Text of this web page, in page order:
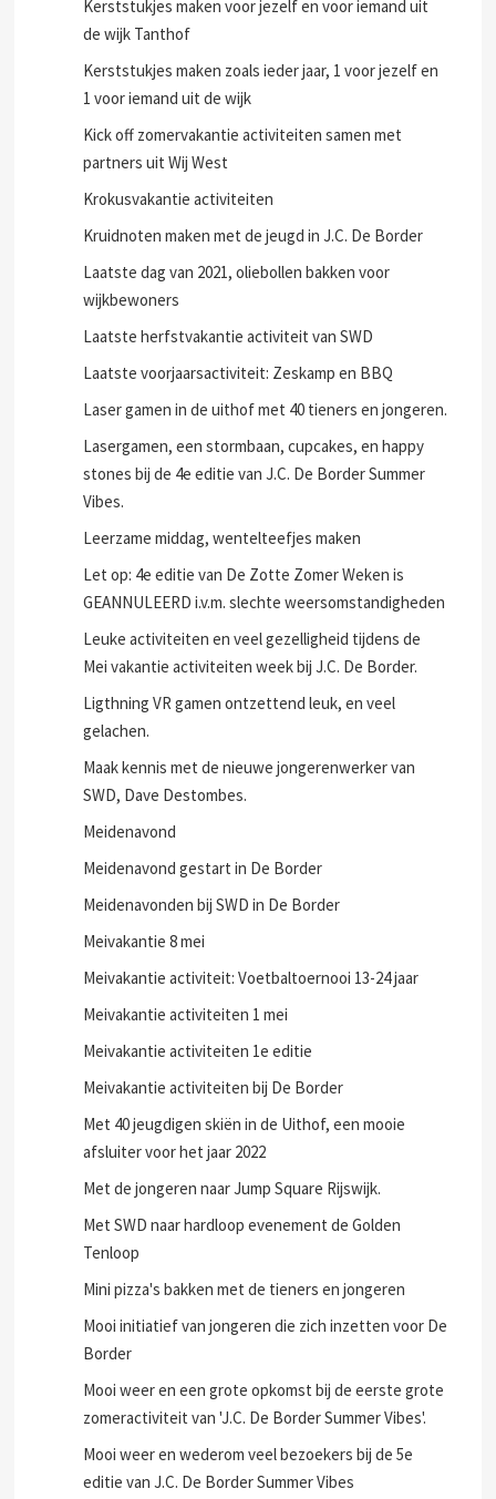
Kerststukjes maken voor jezelf en voor iemand uit
de wijk Tanthof
Kerststukjes maken zoals ieder jaar, 1 voor jezelf en
1 voor iemand uit de wijk
Kick off zomervakantie activiteiten samen met
partners uit Wij West
Krokusvakantie activiteiten
Kruidnoten maken met de jeugd in J.C. De Border
Laatste dag van 2021, oliebollen bakken voor
wijkbewoners
Laatste herfstvakantie activiteit van SWD
Laatste voorjaarsactiviteit: Zeskamp en BBQ
Laser gamen in de uithof met 40 tieners en jongeren.
Lasergamen, een stormbaan, cupcakes, en happy
stones bij de 4e editie van J.C. De Border Summer
Vibes.
Leerzame middag, wentelteefjes maken
Let op: 4e editie van De Zotte Zomer Weken is
GEANNULEERD i.v.m. slechte weersomstandigheden
Leuke activiteiten en veel gezelligheid tijdens de
Mei vakantie activiteiten week bij J.C. De Border.
Ligthning VR gamen ontzettend leuk, en veel
gelachen.
Maak kennis met de nieuwe jongerenwerker van
SWD, Dave Destombes.
Meidenavond
Meidenavond gestart in De Border
Meidenavonden bij SWD in De Border
Meivakantie 8 mei
Meivakantie activiteit: Voetbaltoernooi 13-24 jaar
Meivakantie activiteiten 1 mei
Meivakantie activiteiten 1e editie
Meivakantie activiteiten bij De Border
Met 40 jeugdigen skiën in de Uithof, een mooie
afsluiter voor het jaar 2022
Met de jongeren naar Jump Square Rijswijk.
Met SWD naar hardloop evenement de Golden
Tenloop
Mini pizza's bakken met de tieners en jongeren
Mooi initiatief van jongeren die zich inzetten voor De
Border
Mooi weer en een grote opkomst bij de eerste grote
zomeractiviteit van 'J.C. De Border Summer Vibes'.
Mooi weer en wederom veel bezoekers bij de 5e
editie van J.C. De Border Summer Vibes